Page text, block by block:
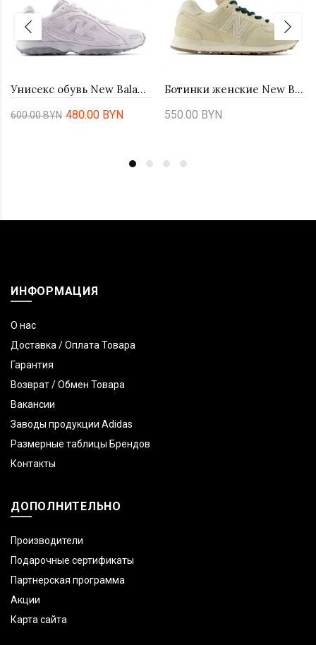
Унисекс обувь New Balance U204LMMB - серые
600.00 BYN 480.00 BYN
Ботинки женские New Balance W57480T - бежевые
550.00 BYN
ИНФОРМАЦИЯ
О нас
Доставка / Оплата Товара
Гарантия
Возврат / Обмен Товара
Вакансии
Заводы продукции Adidas
Размерные таблицы Брендов
Контакты
ДОПОЛНИТЕЛЬНО
Производители
Подарочные сертификаты
Партнерская программа
Акции
Карта сайта